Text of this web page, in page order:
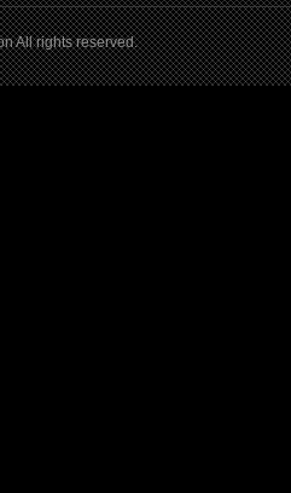
All rights reserved.